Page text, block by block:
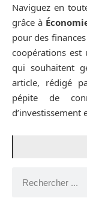
Naviguez en
grâce à
pour des
coopérations est
qui souhaitent
article, rédigé
pépite de
d’investissement